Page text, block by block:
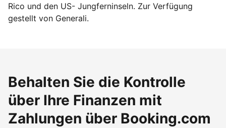
Rico und den US- Jungferninseln. Zur Verfügung
gestellt von Generali.
Behalten Sie die Kontrolle
über Ihre Finanzen mit
Zahlungen über Booking.com